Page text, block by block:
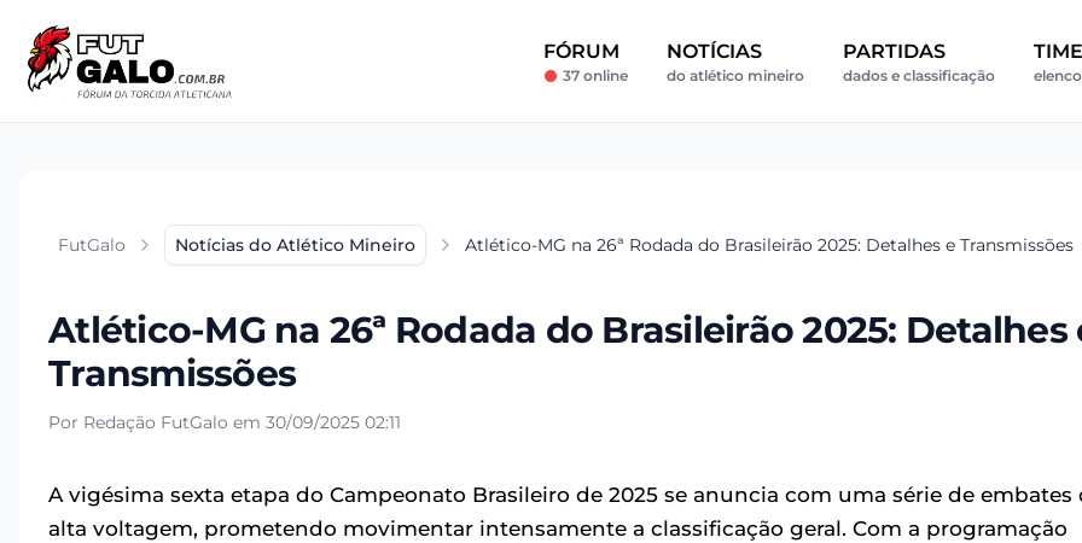
FÓRUM
37 online
NOTÍCIAS
do atlético mineiro
PARTIDAS
dados e classificação
FutGalo Notícias do Atlético Mineiro Atlético-MG na 26ª Rodada do Brasileirão 2025: Detalhes e Transmissões
Atlético-MG na 26ª Rodada do Brasileirão 2025: Detalhes
Transmissões
Por Redação FutGalo em 30/09/2025 02:11
A vigésima sexta etapa do Campeonato Brasileiro de 2025 se anuncia com uma série de embates
alta voltagem, prometendo movimentar intensamente a classificação geral. Com a programação